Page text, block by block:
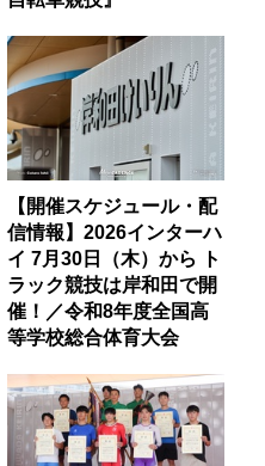
【開催スケジュール・配
信情報】2026インターハ
イ 7月30日（木）から ト
ラック競技は岸和田で開
催！／令和8年度全国高
等学校総合体育大会